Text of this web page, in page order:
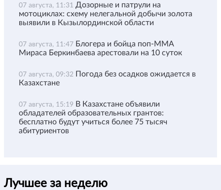
07 августа, 11:31 Дозорные и патрули на
мотоциклах: схему нелегальной добычи золота
выявили в Кызылординской области
07 августа, 11:47 Блогера и бойца поп-ММА
Мираса Беркинбаева арестовали на 10 суток
07 августа, 09:32 Погода без осадков ожидается в
Казахстане
07 августа, 15:19 В Казахстане объявили
обладателей образовательных грантов:
бесплатно будут учиться более 75 тысяч
абитуриентов
Лучшее за неделю